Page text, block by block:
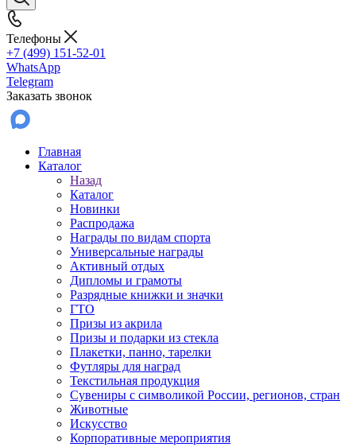
Телефоны
+7 (499) 151-52-01
WhatsApp
Telegram
Заказать звонок
Главная
Каталог
Назад
Каталог
Новинки
Распродажа
Награды по видам спорта
Универсальные награды
Активный отдых
Дипломы и грамоты
Разрядные книжки и значки
ГТО
Призы из акрила
Призы и подарки из стекла
Плакетки, панно, тарелки
Футляры для наград
Текстильная продукция
Сувениры с символикой России, регионов, стран
Животные
Искусство
Корпоративные мероприятия